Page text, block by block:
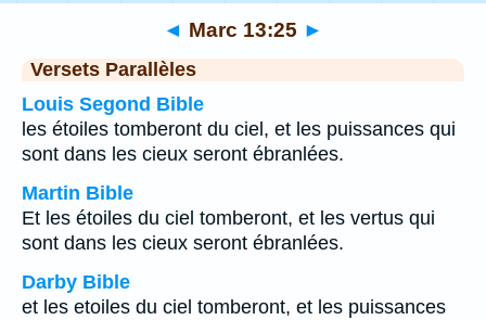
◄ Marc 13:25 ►
Versets Parallèles
Louis Segond Bible
les étoiles tomberont du ciel, et les puissances qui
sont dans les cieux seront ébranlées.
Martin Bible
Et les étoiles du ciel tomberont, et les vertus qui
sont dans les cieux seront ébranlées.
Darby Bible
et les etoiles du ciel tomberont, et les puissances